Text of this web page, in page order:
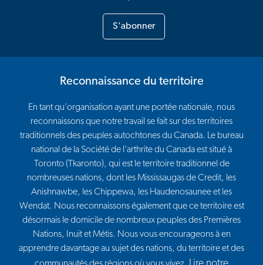
S'abonner
Reconnaissance du territoire
En tant qu’organisation ayant une portée nationale, nous
reconnaissons que notre travail se fait sur des territoires
traditionnels des peuples autochtones du Canada. Le bureau
national de la Société de l’arthrite du Canada est situé à
Toronto (Tkaronto), qui est le territoire traditionnel de
nombreuses nations, dont les Mississaugas de Credit, les
Anishnawbe, les Chippewa, les Haudenosaunee et les
Wendat. Nous reconnaissons également que ce territoire est
désormais le domicile de nombreux peuples des Premières
Nations, Inuit et Métis. Nous vous encourageons à en
apprendre davantage au sujet des nations, du territoire et des